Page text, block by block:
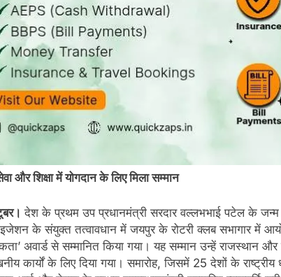
और शिक्षा में योगदान के लिए मिला सम्मान
देश के प्रथम उप प्रधानमंत्री सरदार वल्लभभाई पटेल के
के संयुक्त तत्वावधान में जयपुर के रोटरी क्लब सभागार में
अवार्ड से सम्मानित किया गया। यह सम्मान उन्हें राजस्थान
कार्यों के लिए दिया गया। समारोह, जिसमें 25 देशों के